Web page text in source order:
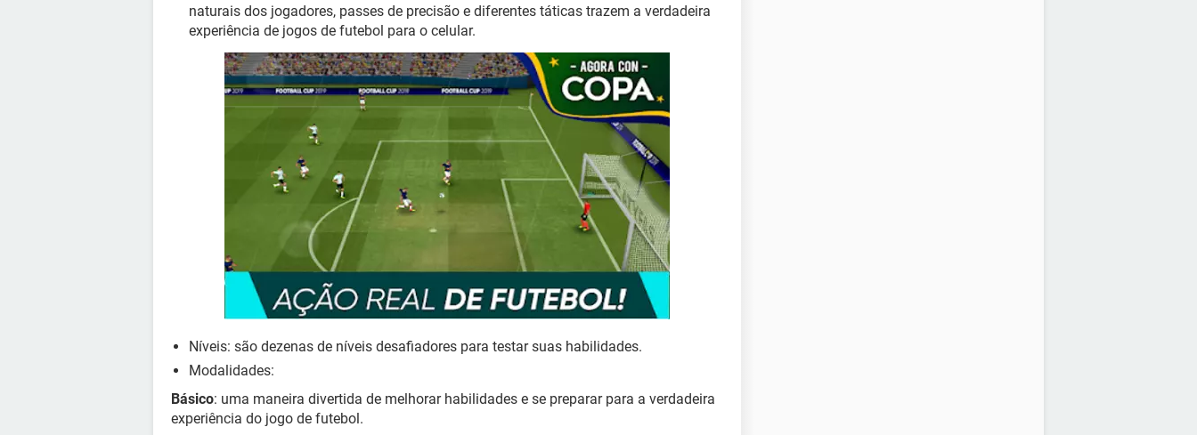
naturais dos jogadores, passes de precisão e diferentes táticas trazem a verdadeira
experiência de jogos de futebol para o celular.
Níveis: são dezenas de níveis desafiadores para testar suas habilidades.
Modalidades:
Básico: uma maneira divertida de melhorar habilidades e se preparar para a verdadeira
experiência do jogo de futebol.